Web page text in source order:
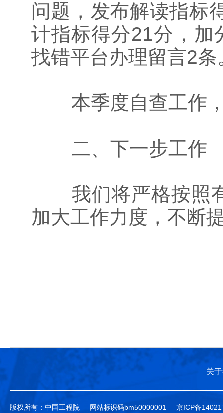
问题，发布解读指标
计指标得分21分，加
找错平台办理留言2条
本季度自查工作，
二、下一步工作
我们将严格按照有
加大工作力度，不断
关
版权所有：中国工程院 网站标识码bm50000001
京ICP备